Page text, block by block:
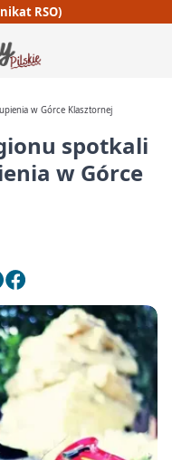
RSO)
w Górce Klasztornej
spotkali
w Górce